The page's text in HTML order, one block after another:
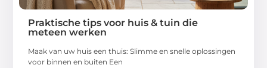
Praktische tips voor huis & tuin die
meteen werken
Maak van uw huis een thuis: Slimme en snelle oplossingen
voor binnen en buiten Een